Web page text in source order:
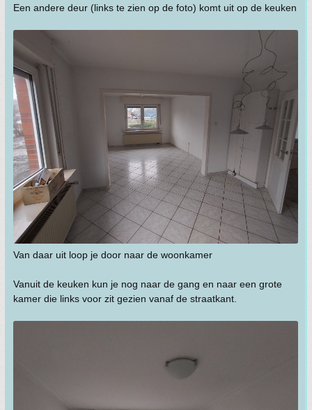
Een andere deur (links te zien op de foto) komt uit op de keuken
Van daar uit loop je door naar de woonkamer
Vanuit de keuken kun je nog naar de gang en naar een grote
kamer die links voor zit gezien vanaf de straatkant.